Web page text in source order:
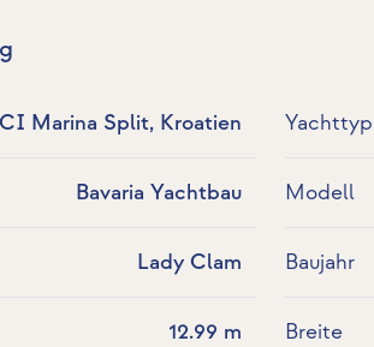
Marina Split, Kroatien Yachttyp
Bavaria Yachtbau Modell
Lady Clam Baujahr
12.99 m Breite